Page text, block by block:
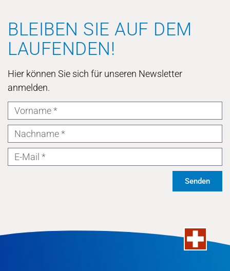
BLEIBEN SIE AUF DEM
LAUFENDEN!
Hier können Sie sich für unseren Newsletter
anmelden.
Senden